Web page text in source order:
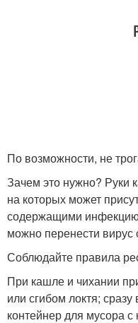
По возможности, не
Зачем это нужно? Руки
на которых может
содержащими инфекцию
можно перенести вирус
Соблюдайте правила
При кашле и чихании
или сгибом локтя;
контейнер для мусора